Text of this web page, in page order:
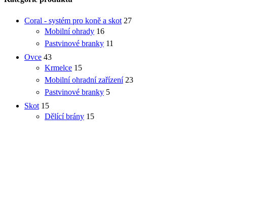
Coral - systém pro koně a skot 27
Mobilní ohrady 16
Pastvinové branky 11
Ovce 43
Krmelce 15
Mobilní ohradní zařízení 23
Pastvinové branky 5
Skot 15
Dělící brány 15